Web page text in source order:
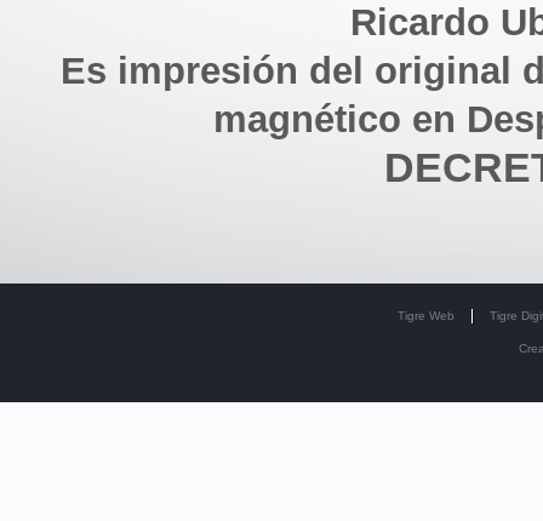
Ricardo
Es impresión del original
magnético en
Tigre Web Tigre